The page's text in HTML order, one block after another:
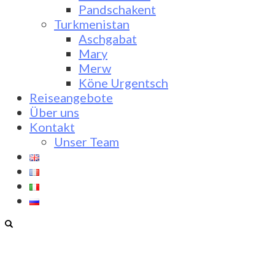
Pandschakent
Turkmenistan
Aschgabat
Mary
Merw
Köne Urgentsch
Reiseangebote
Über uns
Kontakt
Unser Team